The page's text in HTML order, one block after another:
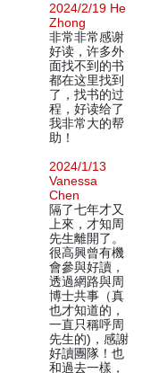
2024/2/19 He
Zhong
非常非常感谢
好读，许多外
面找不到的书
都在这里找到
了，找书的过
程，好读给了
我非常大的帮
助！
2024/1/13
Vanessa
Chen
隔了七年才又
上來，才知周
先生離開了。
很高興曾有機
會參與好讀，
透過網路與周
博士共事（真
也才知道的，
一直只稱呼周
先生的)，感謝
好讀團隊！也
和過去一樣，